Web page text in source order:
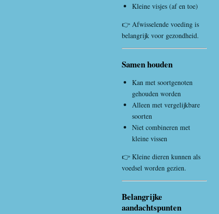
Kleine visjes (af en toe)
👉 Afwisselende voeding is
belangrijk voor gezondheid.
Samen houden
Kan met soortgenoten
gehouden worden
Alleen met vergelijkbare
soorten
Niet combineren met
kleine vissen
👉 Kleine dieren kunnen als
voedsel worden gezien.
Belangrijke
aandachtspunten